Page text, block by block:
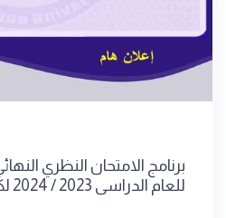
برنامج الامتحان النظري